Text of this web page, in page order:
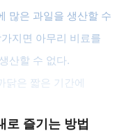
많은 과일을 생산할 수
지면 아무리 비료를
산할 수 없다.
닭은 짧은 기간에
로 즐기는 방법